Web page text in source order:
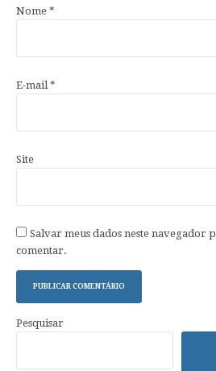
Nome *
E-mail*
Site
Salvar meus dados neste navegador
comentar.
Pesquisar